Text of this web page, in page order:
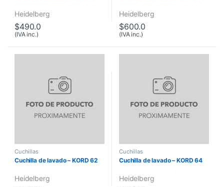
Heidelberg
$490.0
(IVA inc.)
Heidelberg
$600.0
(IVA inc.)
Cuchillas
Cuchilla de lavado – KORD 62
Heidelberg
Cuchillas
Cuchilla de lavado – KORD 64
Heidelberg